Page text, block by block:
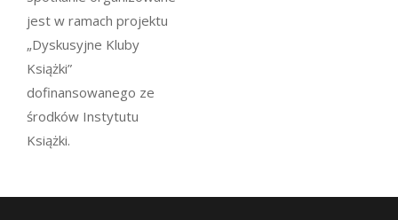
jest w ramach projektu
„Dyskusyjne Kluby
Książki”
dofinansowanego ze
środków Instytutu
Książki.